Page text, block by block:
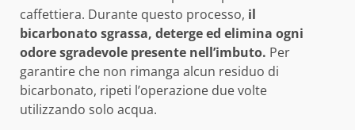
caffettiera. Durante questo processo, il
bicarbonato sgrassa, deterge ed elimina ogni
odore sgradevole presente nell’imbuto. Per
garantire che non rimanga alcun residuo di
bicarbonato, ripeti l’operazione due volte
utilizzando solo acqua.